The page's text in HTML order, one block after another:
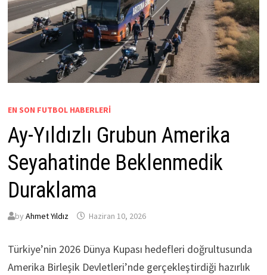
EN SON FUTBOL HABERLERI
Ay-Yıldızlı Grubun Amerika
Seyahatinde Beklenmedik
Duraklama
by Ahmet Yıldız Haziran 10, 2026
Türkiye’nin 2026 Dünya Kupası hedefleri doğrultusunda
Amerika Birleşik Devletleri’nde gerçekleştirdiği hazırlık